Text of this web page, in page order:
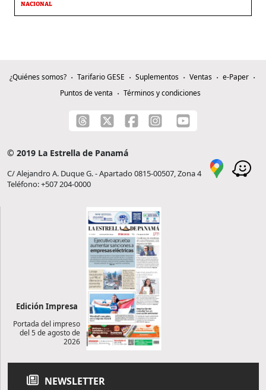
NACIONAL
¿Quiénes somos? Tarifario GESE Suplementos Ventas
e-Paper
Puntos de venta
Términos y condiciones
© 2019 La Estrella de Panamá
C/ Alejandro A. Duque G. - Apartado 0815-00507, Zona 4
Teléfono: +507 204-0000
Edición Impresa
Portada del impreso
del 5 de agosto de
2026
NEWSLETTER